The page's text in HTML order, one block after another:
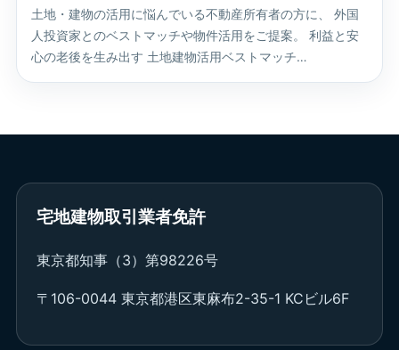
土地・建物の活用に悩んでいる不動産所有者の方に、 外国
人投資家とのベストマッチや物件活用をご提案。 利益と安
心の老後を生み出す 土地建物活用ベストマッチ…
宅地建物取引業者免許
東京都知事（3）第98226号
〒106-0044 東京都港区東麻布2-35-1 KCビル6F